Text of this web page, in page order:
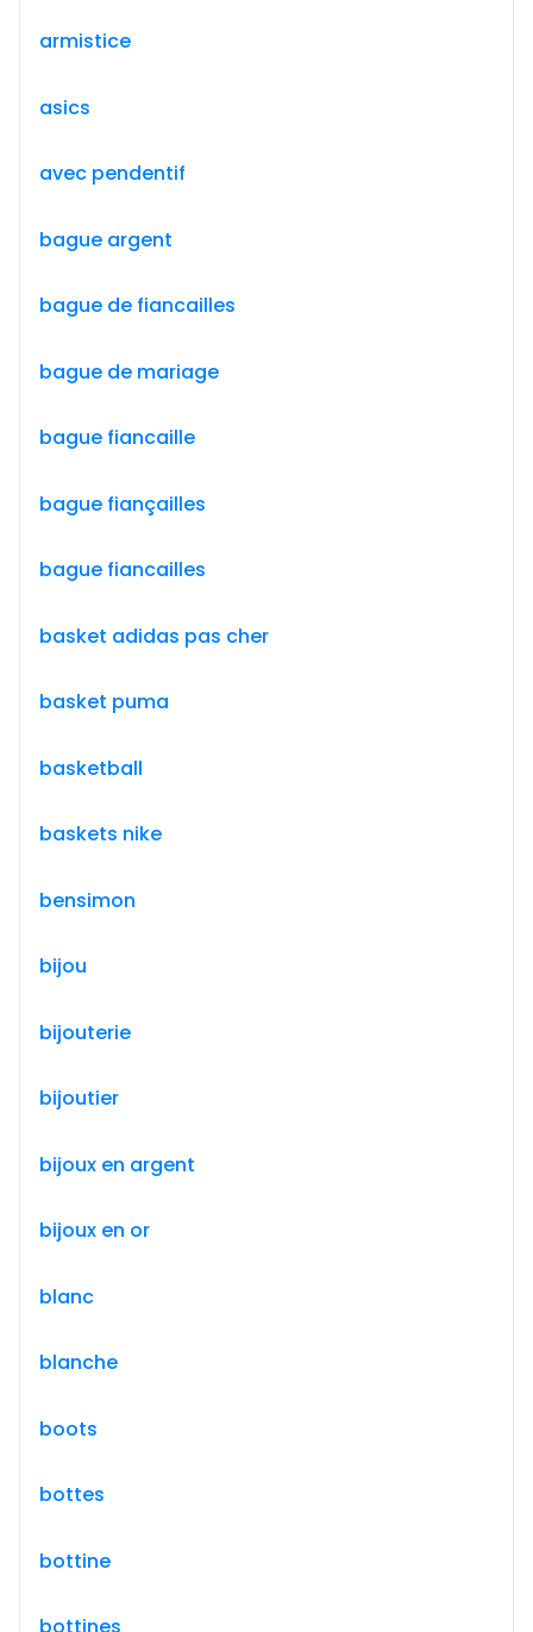
armistice
asics
avec pendentif
bague argent
bague de fiancailles
bague de mariage
bague fiancaille
bague fiançailles
bague fiancailles
basket adidas pas cher
basket puma
basketball
baskets nike
bensimon
bijou
bijouterie
bijoutier
bijoux en argent
bijoux en or
blanc
blanche
boots
bottes
bottine